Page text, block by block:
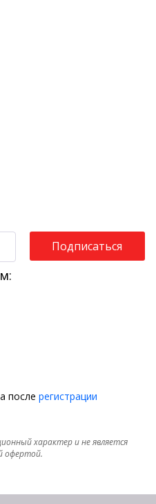
Подписаться
после регистрации
характер и не является
офертой.